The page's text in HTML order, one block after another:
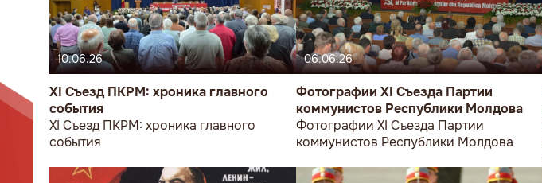
10.06.26
XI Съезд ПКРМ: хроника главного
события
XI Съезд ПКРМ: хроника главного
события
06.06.26
Фотографии XI Съезда Партии
коммунистов Республики Молдова
Фотографии XI Съезда Партии
коммунистов Республики Молдова